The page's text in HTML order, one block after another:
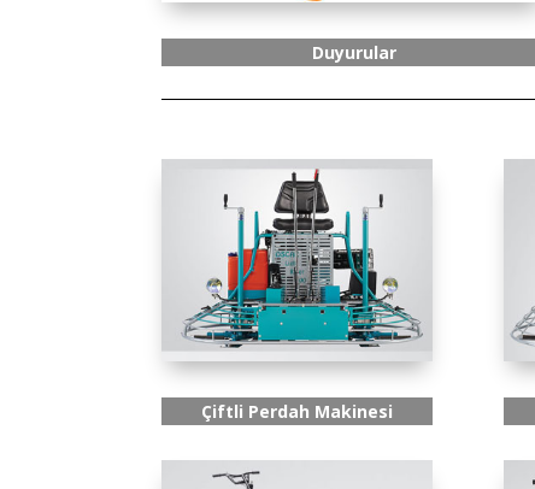
Duyurular
Çiftli Perdah Makinesi